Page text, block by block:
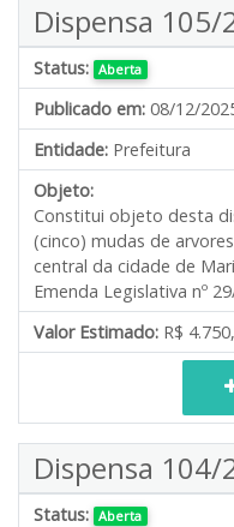
Dispensa 105/
Status: Aberta
Publicado em: 08/12/
Entidade: Prefeitura
Objeto:
Constitui objeto desta
(cinco) mudas de
central da cidade de
Emenda Legislativa nº
Valor Estimado: R$
Dispensa 104/
Status: Aberta